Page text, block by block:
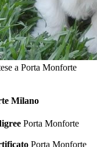
a Porta Monforte
Milano
Porta Monforte
Porta Monforte